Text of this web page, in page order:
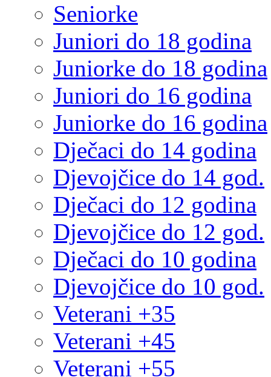
Seniorke
Juniori do 18 godina
Juniorke do 18 godina
Juniori do 16 godina
Juniorke do 16 godina
Dječaci do 14 godina
Djevojčice do 14 god.
Dječaci do 12 godina
Djevojčice do 12 god.
Dječaci do 10 godina
Djevojčice do 10 god.
Veterani +35
Veterani +45
Veterani +55